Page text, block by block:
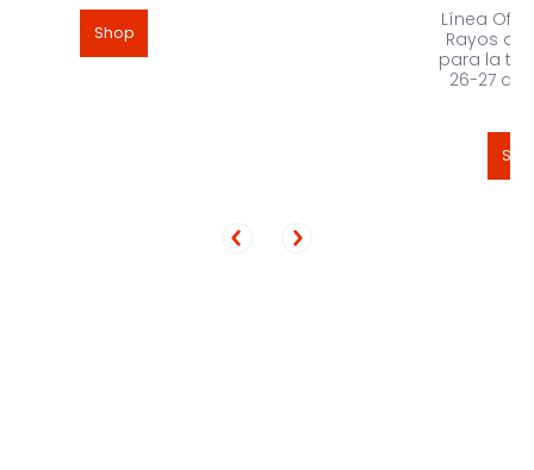
Shop
Línea
Rayos
para la
26-27 de